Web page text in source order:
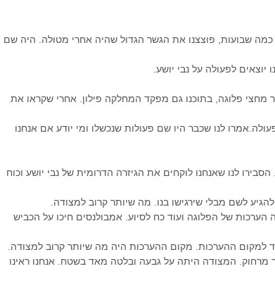
שבועות, פוצצנו את הגשר הגדול שהיה אחרי מטולה. היה שם
יוצאים לפעולה על נבי יושע.
מחצי פלוגה, בתוכנו גם מפקד המחלקה פילון. אחרי שקראו את
לנו שכבר היו שם פעולות שנכשלו ומי יודע אם אנחנו
לנו שאנחנו לוקחים את הגיזרה הדרומית של נבי יושע וכוח
להגיע לשם מבלי שירגישו בנו. מה שיותר קרוב למצודה.
של הפלוגה ועוד כח לסיוע. אמבולנסים חיכו על הכביש
למקום ההערכות. מקום ההערכות היה מה שיותר קרוב למצודה.
מרחוק. המצודה היתה על גבעה ובלטה מאד בשטח. אנחנו ראינו